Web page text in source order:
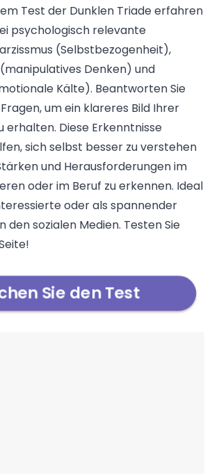
Test der Dunklen Triade erfahren
psychologisch relevante
(Selbstbezogenheit),
Denken) und
Kälte). Beantworten Sie
um ein klareres Bild Ihrer
erhalten. Diese Erkenntnisse
sich selbst besser zu verstehen
und Herausforderungen im
oder im Beruf zu erkennen. Ideal
oder als spannender
den sozialen Medien. Testen Sie
Sie den Test